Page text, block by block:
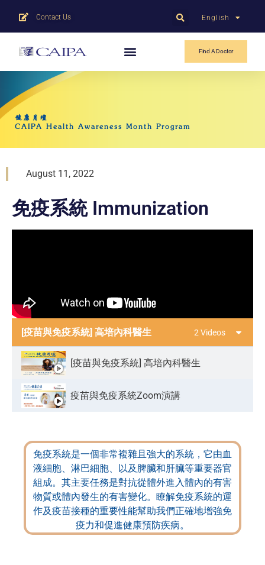
English
中文
Contact Us
Find A Doctor
健康月壇
CAIPA Health Awareness Month Program
August 11, 2022
免疫系統 Immunization
[疫苗與免疫系統] 高培內科醫生 2 Videos
[疫苗與免疫系統] 高培內科醫生
疫苗與免疫系統Zoom演講
免疫系統是一個非常複雜且強大的系統，它由血
液細胞、淋巴細胞、以及脾臟和肝臟等重要器官
組成。其主要任務是對抗從體外進入體內的有害
物質或體內發生的有害變化。瞭解免疫系統的運
作及疫苗接種的重要性能幫助我們正確地增強免
疫力和促進健康預防疾病。